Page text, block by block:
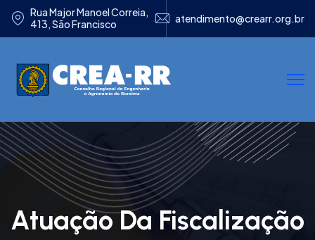
Rua Major Manoel Correia,
413, São Francisco
atendimento@crearr.org.br
Atuação Da Fiscalização